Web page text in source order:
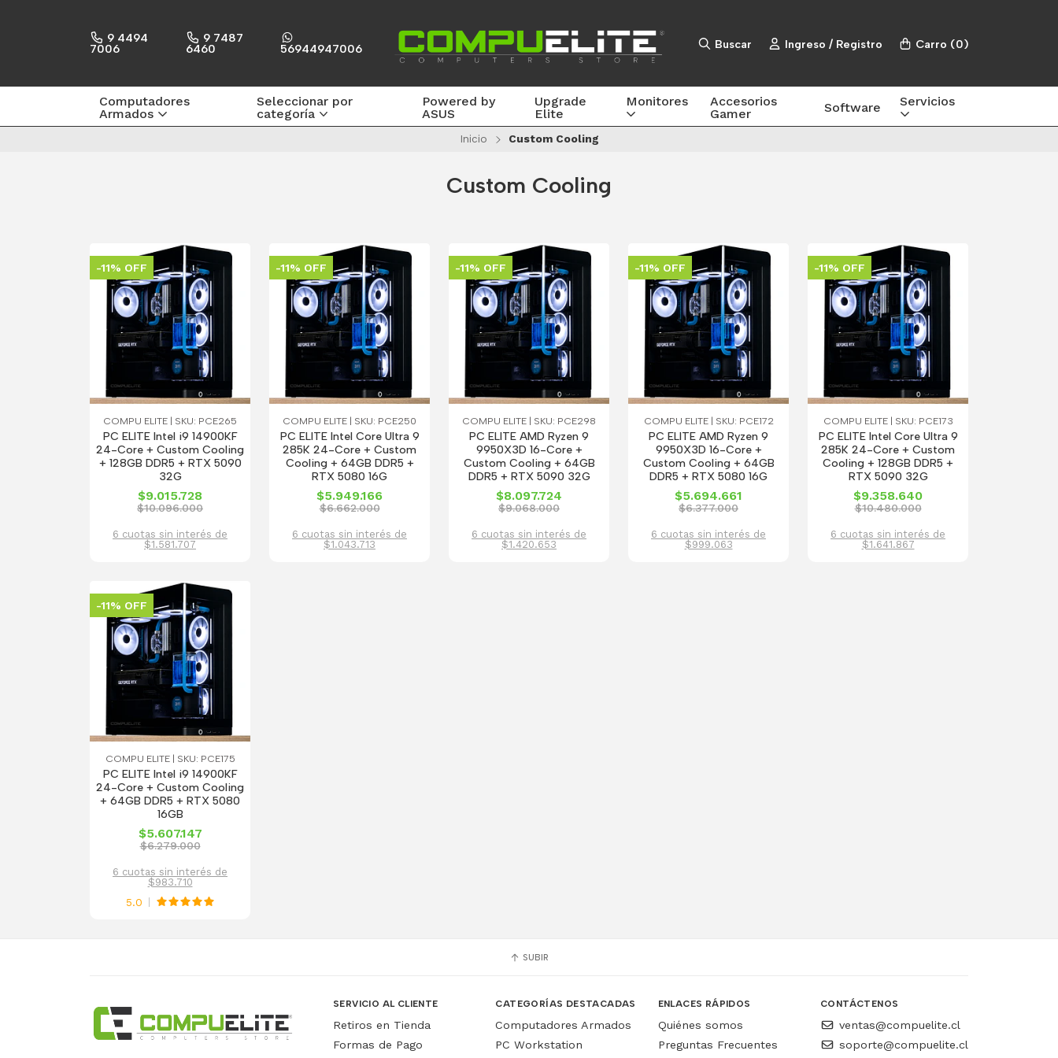
9 4494
7006
9 7487
6460 56944947006 Buscar Ingreso / Registro Carro (0)
Computadores
Armados
Seleccionar por
categoría
Powered by
ASUS
Upgrade
Elite
Monitores
Accesorios
Gamer
Software Servicios
Inicio Custom Cooling
Custom Cooling
-11% OFF
COMPU ELITE | SKU: PCE265
PC ELITE Intel i9 14900KF
24-Core + Custom Cooling
+ 128GB DDR5 + RTX 5090
32G
$9.015.728
$10.096.000
6 cuotas sin interés de
$1.581.707
-11% OFF
COMPU ELITE | SKU: PCE250
PC ELITE Intel Core Ultra 9
285K 24-Core + Custom
Cooling + 64GB DDR5 +
RTX 5080 16G
$5.949.166
$6.662.000
6 cuotas sin interés de
$1.043.713
-11% OFF
COMPU ELITE | SKU: PCE298
PC ELITE AMD Ryzen 9
9950X3D 16-Core +
Custom Cooling + 64GB
DDR5 + RTX 5090 32G
$8.097.724
$9.068.000
6 cuotas sin interés de
$1.420.653
-11% OFF
COMPU ELITE | SKU: PCE172
PC ELITE AMD Ryzen 9
9950X3D 16-Core +
Custom Cooling + 64GB
DDR5 + RTX 5080 16G
$5.694.661
$6.377.000
6 cuotas sin interés de
$999.063
-11% OFF
COMPU ELITE | SKU: PCE173
PC ELITE Intel Core Ultra 9
285K 24-Core + Custom
Cooling + 128GB DDR5 +
RTX 5090 32G
$9.358.640
$10.480.000
6 cuotas sin interés de
$1.641.867
-11% OFF
COMPU ELITE | SKU: PCE175
PC ELITE Intel i9 14900KF
24-Core + Custom Cooling
+ 64GB DDR5 + RTX 5080
16GB
$5.607.147
$6.279.000
6 cuotas sin interés de
$983.710
5.0
SUBIR
SERVICIO AL CLIENTE
Retiros en Tienda
Formas de Pago
CATEGORÍAS DESTACADAS
Computadores Armados
PC Workstation
ENLACES RÁPIDOS
Quiénes somos
Preguntas Frecuentes
CONTÁCTENOS
ventas@compuelite.cl
soporte@compuelite.cl